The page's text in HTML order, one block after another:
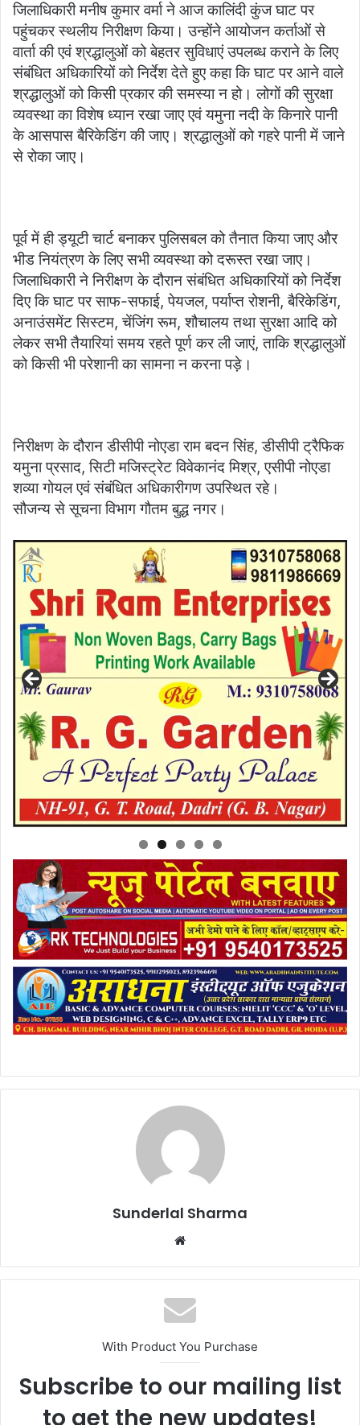
जिलाधिकारी मनीष कुमार वर्मा ने आज कालिंदी कुंज घाट पर
पहुंचकर स्थलीय निरीक्षण किया। उन्होंने आयोजन कर्ताओं से
वार्ता की एवं श्रद्धालुओं को बेहतर सुविधाएं उपलब्ध कराने के लिए
संबंधित अधिकारियों को निर्देश देते हुए कहा कि घाट पर आने वाले
श्रद्धालुओं को किसी प्रकार की समस्या न हो। लोगों की सुरक्षा
व्यवस्था का विशेष ध्यान रखा जाए एवं यमुना नदी के किनारे पानी
के आसपास बैरिकेडिंग की जाए। श्रद्धालुओं को गहरे पानी में जाने
से रोका जाए।
पूर्व में ही ड्यूटी चार्ट बनाकर पुलिसबल को तैनात किया जाए और
भीड नियंत्रण के लिए सभी व्यवस्था को दरूस्त रखा जाए।
जिलाधिकारी ने निरीक्षण के दौरान संबंधित अधिकारियों को निर्देश
दिए कि घाट पर साफ-सफाई, पेयजल, पर्याप्त रोशनी, बैरिकेडिंग,
अनाउंसमेंट सिस्टम, चेंजिंग रूम, शौचालय तथा सुरक्षा आदि को
लेकर सभी तैयारियां समय रहते पूर्ण कर ली जाएं, ताकि श्रद्धालुओं
को किसी भी परेशानी का सामना न करना पड़े।
निरीक्षण के दौरान डीसीपी नोएडा राम बदन सिंह, डीसीपी ट्रैफिक
यमुना प्रसाद, सिटी मजिस्ट्रेट विवेकानंद मिश्र, एसीपी नोएडा
शव्या गोयल एवं संबंधित अधिकारीगण उपस्थित रहे।
सौजन्य से सूचना विभाग गौतम बुद्ध नगर।
Sunderlal Sharma
Website
With Product You Purchase
Subscribe to our mailing list
to get the new updates!